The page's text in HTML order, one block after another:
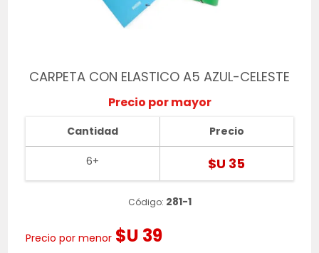
CARPETA CON ELASTICO A5 AZUL-CELESTE
Precio por mayor
Cantidad
6+
Precio
$U 35
Código: 281-1
Precio por menor $U 39